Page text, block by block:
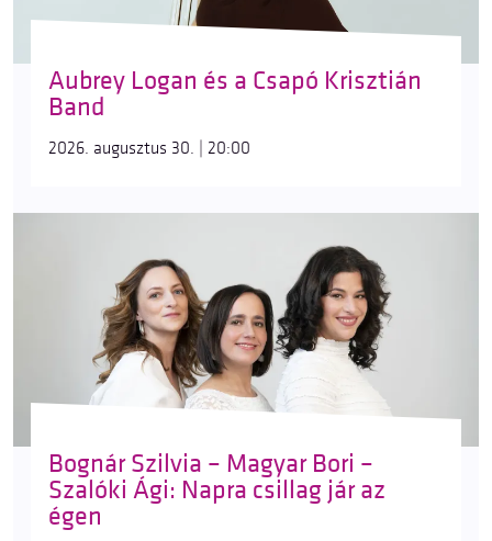
Aubrey Logan és a Csapó Krisztián
Band
2026. augusztus 30. | 20:00
Bognár Szilvia – Magyar Bori –
Szalóki Ági: Napra csillag jár az
égen